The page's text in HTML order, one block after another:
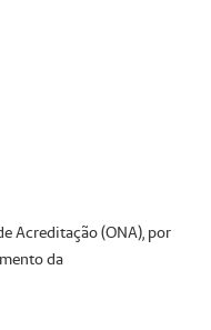
Acreditação (ONA), por
da